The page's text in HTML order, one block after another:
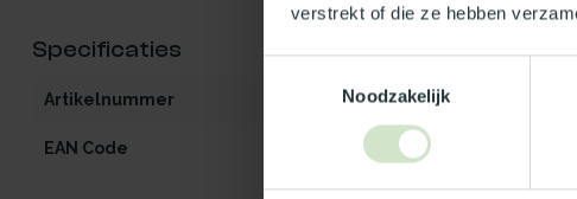
verstrekt of die ze hebben
Noodzakelijk
Specificaties
Artikelnummer T165003-25
EAN Code 8721335390773